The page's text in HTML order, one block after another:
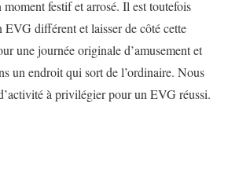
festif et arrosé. Il est toutefois
EVG différent et laisser de côté cette
une journée originale d’amusement et
un endroit qui sort de l’ordinaire. Nous
à privilégier pour un EVG réussi.